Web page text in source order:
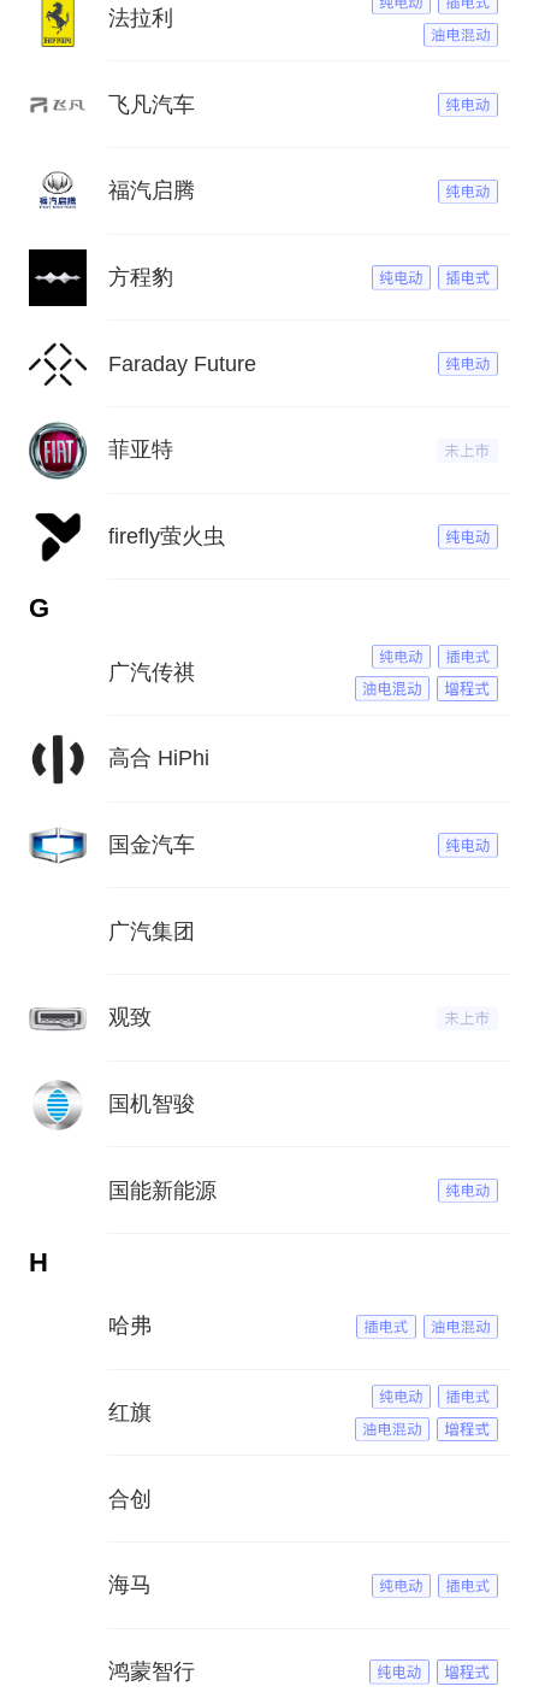
法拉利
飞凡汽车
福汽启腾
方程豹
Faraday Future
菲亚特
firefly萤火虫
G
广汽传祺
高合 HiPhi
国金汽车
广汽集团
观致
国机智骏
国能新能源
H
哈弗
红旗
合创
海马
鸿蒙智行